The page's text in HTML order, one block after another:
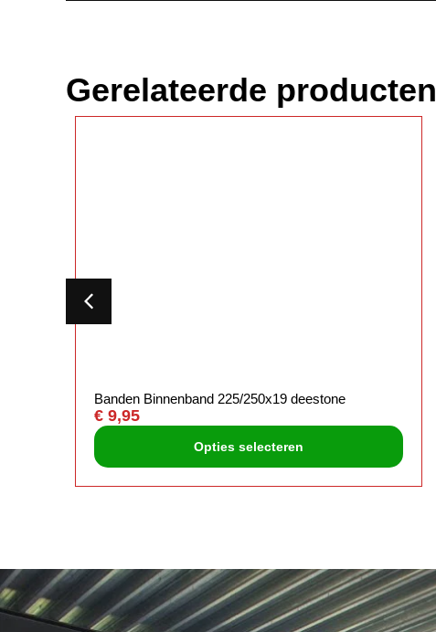
Gerelateerde producten
Banden Binnenband 225/250x19 deestone
€ 9,95
Opties selecteren